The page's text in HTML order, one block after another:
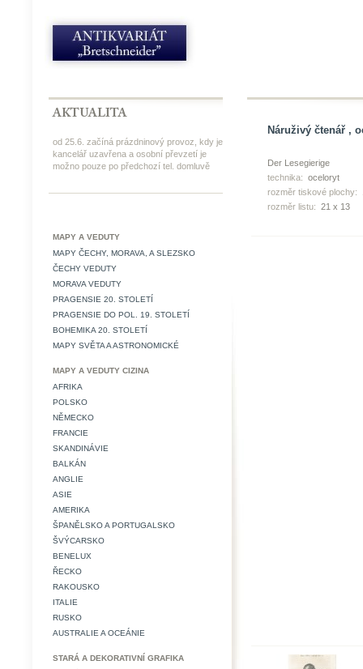
od 25.6. začíná prázdninový provoz, kdy je
kancelář uzavřena a osobní převzetí je
možno pouze po předchozí tel. domluvě
MAPY A VEDUTY
MAPY ČECHY, MORAVA, A SLEZSKO
ČECHY VEDUTY
MORAVA VEDUTY
PRAGENSIE 20. STOLETÍ
PRAGENSIE DO POL. 19. STOLETÍ
BOHEMIKA 20. STOLETÍ
MAPY SVĚTA A ASTRONOMICKÉ
MAPY A VEDUTY CIZINA
AFRIKA
POLSKO
NĚMECKO
FRANCIE
SKANDINÁVIE
BALKÁN
ANGLIE
ASIE
AMERIKA
ŠPANĚLSKO A PORTUGALSKO
ŠVÝCARSKO
BENELUX
ŘECKO
RAKOUSKO
ITALIE
RUSKO
AUSTRALIE A OCEÁNIE
STARÁ A DEKORATIVNÍ GRAFIKA
Náruživý čtenář ,
Der Lesegierige
technika: oceloryt
rozměr tiskové plochy:
rozměr listu: 21 x 13